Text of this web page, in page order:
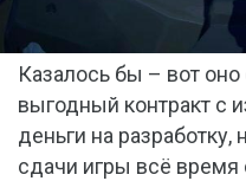
Казалось бы – вот
выгодный контракт с
деньги на разработку,
сдачи игры всё